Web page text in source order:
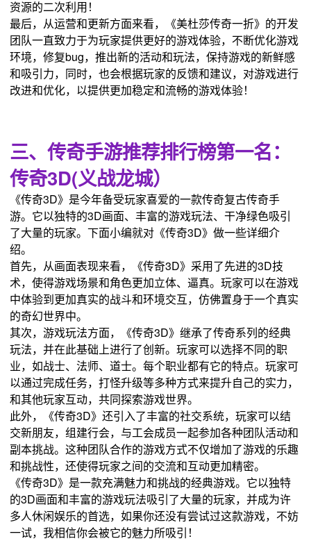
资源的二次利用！
最后，从运营和更新方面来看，《美杜莎传奇一折》的开发
团队一直致力于为玩家提供更好的游戏体验，不断优化游戏
环境，修复bug，推出新的活动和玩法，保持游戏的新鲜感
和吸引力，同时，也会根据玩家的反馈和建议，对游戏进行
改进和优化，以提供更加稳定和流畅的游戏体验！
三、传奇手游推荐排行榜第一名：
传奇3D(义战龙城）
《传奇3D》是今年备受玩家喜爱的一款传奇复古传奇手
游。它以独特的3D画面、丰富的游戏玩法、干净绿色吸引
了大量的玩家。下面小编就对《传奇3D》做一些详细介
绍。
首先，从画面表现来看，《传奇3D》采用了先进的3D技
术，使得游戏场景和角色更加立体、逼真。玩家可以在游戏
中体验到更加真实的战斗和环境交互，仿佛置身于一个真实
的奇幻世界中。
其次，游戏玩法方面，《传奇3D》继承了传奇系列的经典
玩法，并在此基础上进行了创新。玩家可以选择不同的职
业，如战士、法师、道士。每个职业都有它的特点。玩家可
以通过完成任务，打怪升级等多种方式来提升自己的实力，
和其他玩家互动，共同探索游戏世界。
此外，《传奇3D》还引入了丰富的社交系统，玩家可以结
交新朋友，组建行会，与工会成员一起参加各种团队活动和
副本挑战。这种团队合作的游戏方式不仅增加了游戏的乐趣
和挑战性，还使得玩家之间的交流和互动更加精密。
《传奇3D》是一款充满魅力和挑战的经典游戏。它以独特
的3D画面和丰富的游戏玩法吸引了大量的玩家，并成为许
多人休闲娱乐的首选，如果你还没有尝试过这款游戏，不妨
一试，我相信你会被它的魅力所吸引！